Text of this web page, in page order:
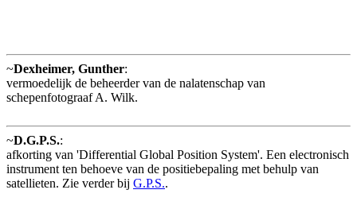
~Dexheimer, Gunther:
vermoedelijk de beheerder van de nalatenschap van
schepenfotograaf A. Wilk.
~D.G.P.S.:
afkorting van 'Differential Global Position System'. Een electronisch
instrument ten behoeve van de positiebepaling met behulp van
satellieten. Zie verder bij G.P.S..